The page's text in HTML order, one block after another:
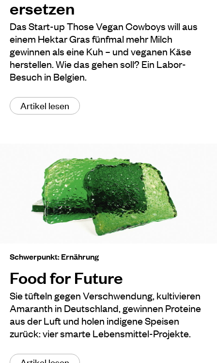
ersetzen
Das Start-up Those Vegan Cowboys will aus
einem Hektar Gras fünfmal mehr Milch
gewinnen als eine Kuh – und veganen Käse
herstellen. Wie das gehen soll? Ein Labor-
Besuch in Belgien.
Artikel lesen
Schwerpunkt: Ernährung
Food for Future
Sie tüfteln gegen Verschwendung, kultivieren
Amaranth in Deutschland, gewinnen Proteine
aus der Luft und holen indigene Speisen
zurück: vier smarte Lebensmittel-Projekte.